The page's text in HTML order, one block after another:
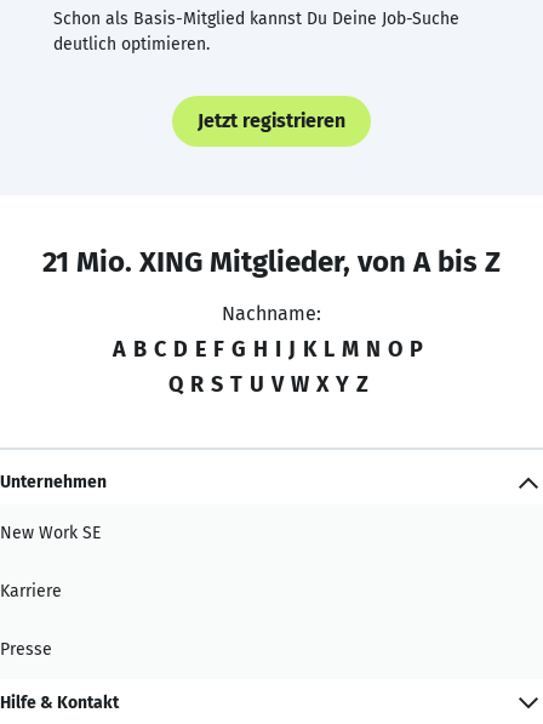
Schon als Basis-Mitglied kannst Du Deine Job-Suche
deutlich optimieren.
Jetzt registrieren
21 Mio. XING Mitglieder, von A bis Z
Nachname:
A B C D E F G H I J K L M N O P
Q R S T U V W X Y Z
Unternehmen
New Work SE
Karriere
Presse
Hilfe & Kontakt